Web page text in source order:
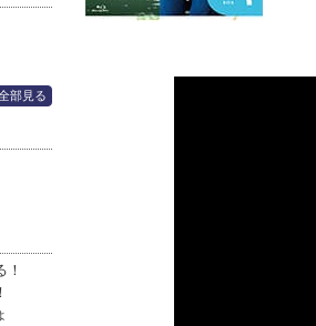
部見る
！